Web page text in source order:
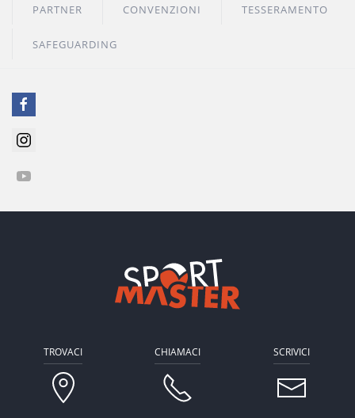
PARTNER CONVENZIONI TESSERAMENTO
SAFEGUARDING
TROVACI CHIAMACI SCRIVICI